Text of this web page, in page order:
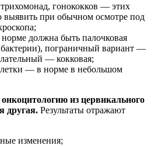
гонококков — этих
выявить при обычном осмотре под
должна быть палочковая
пограничный вариант —
— кокковая;
— в норме в небольшом
из цервикального
другая. Результаты отражают
изменения;